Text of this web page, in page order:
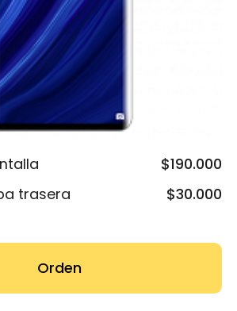
$190.000
trasera
$30.000
Orden